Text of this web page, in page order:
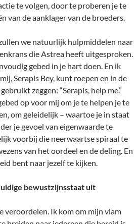
te volgen, door te proberen je te
van de aanklager van de broeders.
we natuurlijk hulpmiddelen naar
die Astrea heeft uitgesproken.
gebed in je hart doen. En ik
Serapis Bey, kunt roepen en in de
zeggen: “Serapis, help me.”
op voor mij om je te helpen je te
om geleidelijk – waartoe je in staat
je gevoel van eigenwaarde te
voorbij die neerwaartse spiraal te
van het oordeel en de deling. En
bent naar jezelf te kijken.
bewustzijnsstaat uit
veroordelen. Ik kom om mijn vlam